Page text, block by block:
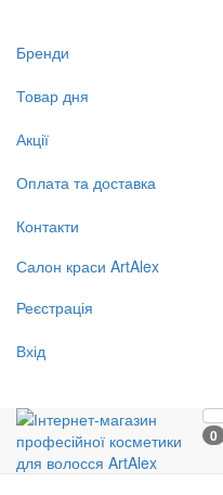
Бренди
Товар дня
Акції
Оплата та доставка
Контакти
Салон краси ArtAlex
Реєстрація
Вхід
0